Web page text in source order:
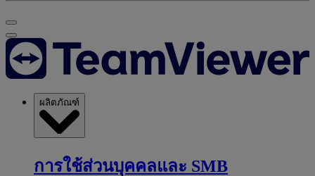
ผลิตภัณฑ์
การใช้ส่วนบุคคลและ SMB